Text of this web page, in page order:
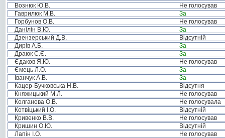
Вознюк Ю.В.
Не голосував
Гаврилюк М.В.
За
Горбунов О.В.
Не голосував
Данілін В.Ю.
За
Дзензерський Д.В.
Відсутній
Дирів А.Б.
За
Драюк С.Є.
За
Єдаков Я.Ю.
Не голосував
Ємець Л.О.
За
Іванчук А.В.
За
Кацер-Бучковська Н.В.
Відсутня
Княжицький М.Л.
Не голосував
Колганова О.В.
Не голосувала
Котвіцький І.О.
Відсутній
Кривенко В.В.
Не голосував
Кришин О.Ю.
Відсутній
Лапін І.О.
Не голосував